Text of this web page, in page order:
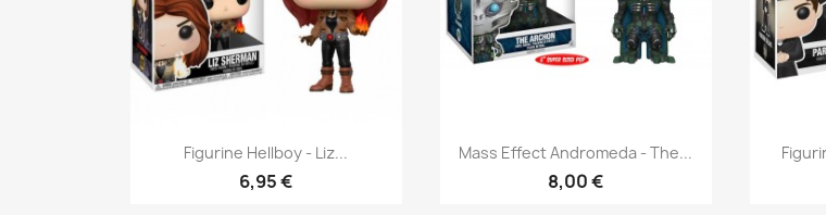
Szybki podgląd
Figurine Hellboy - Liz...
6,95 €
Szybki podgląd
Mass Effect Andromeda - The...
8,00 €